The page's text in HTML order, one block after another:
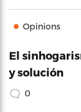
Opinions
El
y solución
0